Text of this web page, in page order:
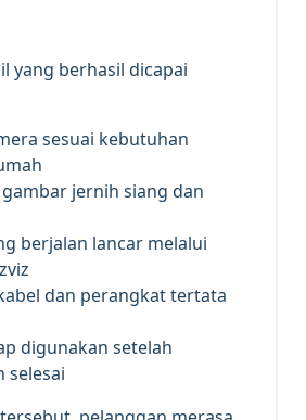
yang berhasil dicapai
sesuai kebutuhan
jernih siang dan
berjalan lancar melalui
dan perangkat tertata
digunakan setelah
selesai